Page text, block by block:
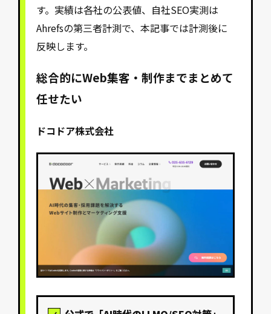
す。実績は各社の公表値、自社SEO実測は
Ahrefsの第三者計測で、本記事では計測後に
反映します。
総合的にWeb集客・制作までまとめて
任せたい
ドコドア株式会社